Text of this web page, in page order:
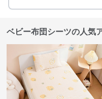
ベビー布団シーツの人気